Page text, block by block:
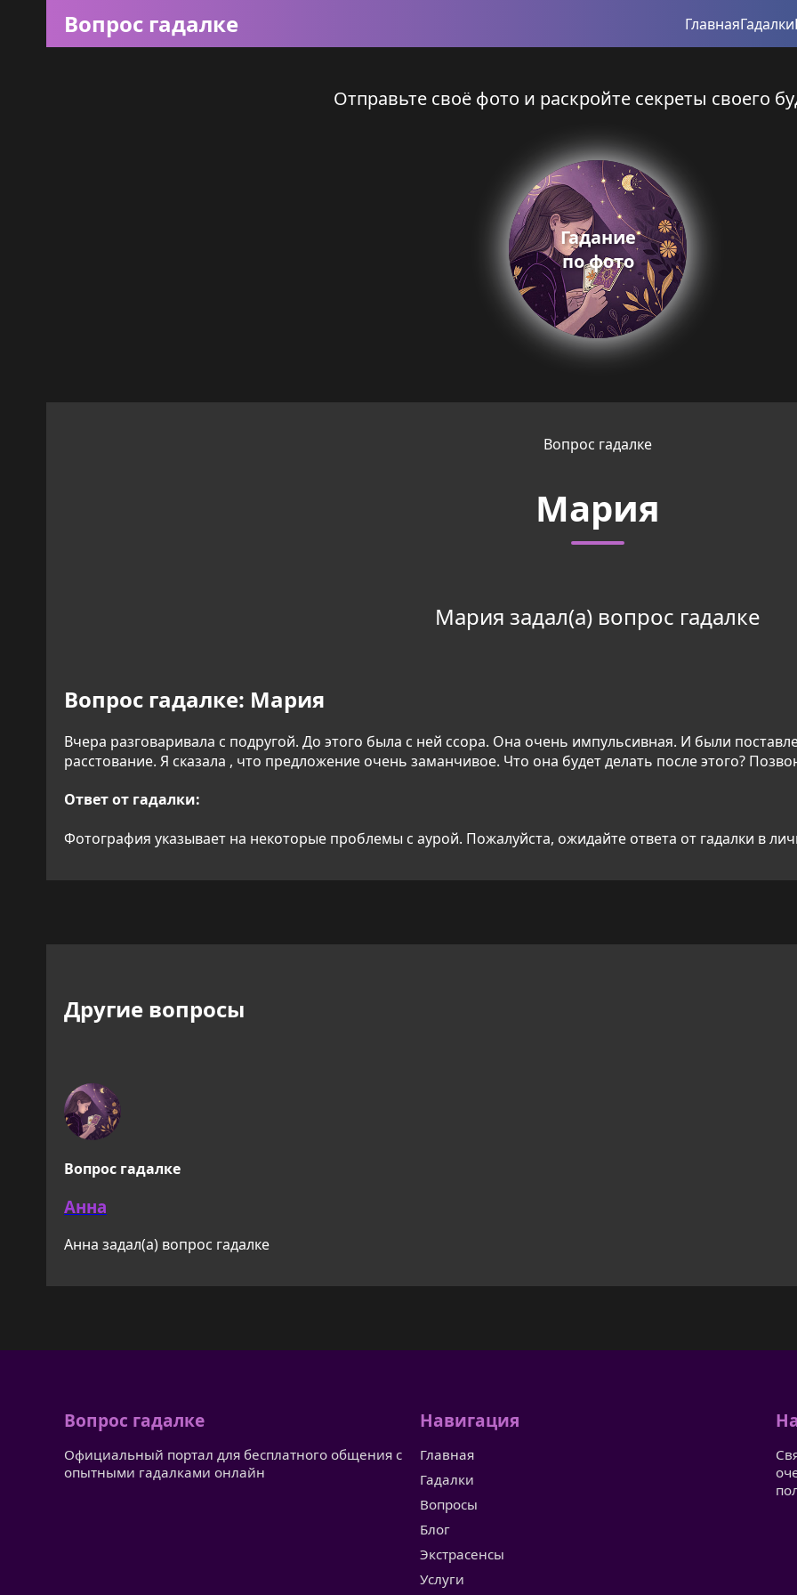
Вопрос гадалке ГлавнаяГадалки
Отправьте своё фото и раскройте секреты своего
Гадание
по фото
Вопрос гадалке
Мария
Мария задал(а) вопрос гадалке
Вопрос гадалке: Мария
Вчера разговаривала с подругой. До этого была с ней ссора. Она очень импульсивная. И были
расстование. Я сказала , что предложение очень заманчивое. Что она будет делать после этого?
Ответ от гадалки:
Фотография указывает на некоторые проблемы с аурой. Пожалуйста, ожидайте ответа от гадалки в
Другие вопросы
Вопрос гадалке
Анна
Анна задал(а) вопрос гадалке
Вопрос гадалке
Официальный портал для бесплатного общения с
опытными гадалками онлайн
Навигация
Главная
Гадалки
Вопросы
Блог
Экстрасенсы
Услуги